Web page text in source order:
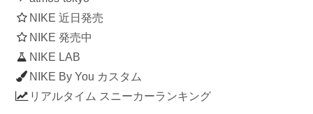
NIKE 近日発売
NIKE 発売中
NIKE LAB
NIKE By You カスタム
リアルタイム スニーカーランキング